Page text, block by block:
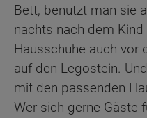
Bett, benutzt man sie
nachts nach dem
Hausschuhe auch vor
auf den Legostein.
mit den passenden
Wer sich gerne Gäste